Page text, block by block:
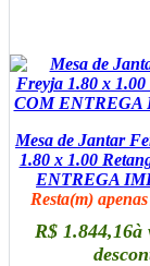
Mesa de Jantar
1.80 x 1.00
ENTREGA
Resta(m)
R$ 1.844,16à